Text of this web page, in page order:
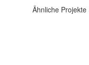
Ähnliche Projekte